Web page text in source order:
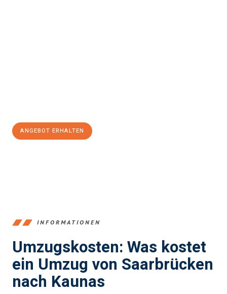
ANGEBOT ERHALTEN
INFORMATIONEN
Umzugskosten: Was kostet
ein Umzug von Saarbrücken
nach Kaunas